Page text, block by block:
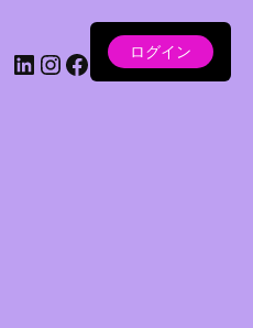
LinkedIn Instagram Facebook ログイン